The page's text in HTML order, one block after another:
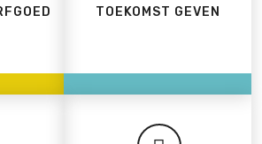
TOEKOMST GEVEN